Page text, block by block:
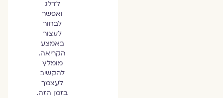
לדלג
ואפשר
לבחור
לעצור
באמצע
הקריאה.
מומלץ
להקשיב
לעצמך
בזמן הזה.